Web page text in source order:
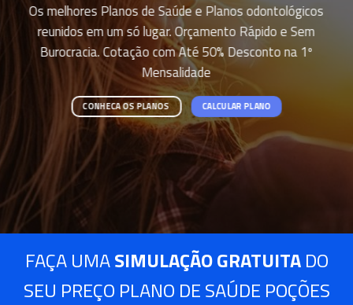
Os melhores Planos de Saúde e Planos odontológicos
reunidos em um só lugar. Orçamento Rápido e Sem
Burocracia. Cotação com Até 50% Desconto na 1º
Mensalidade
CONHECA OS PLANOS CALCULAR PLANO
FAÇA UMASIMULAÇÃO GRATUITADO
SEU PREÇO PLANO DE SAÚDE POÇÕES